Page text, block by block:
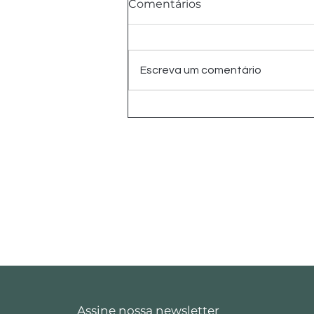
Comentários
Escreva um comentário
Assine nossa newsletter